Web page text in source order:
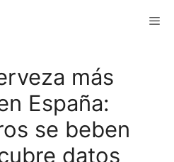
más
España:
se beben
datos